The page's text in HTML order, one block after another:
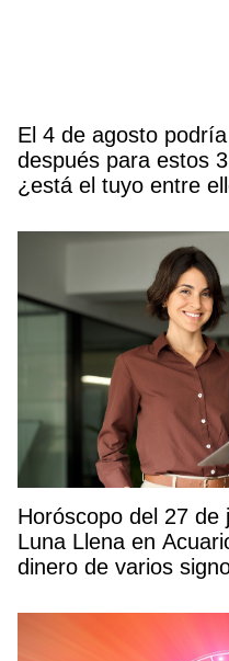
El 4 de agosto
después para estos
¿está el tuyo entre
Horóscopo del 27 de
Luna Llena en
dinero de varios